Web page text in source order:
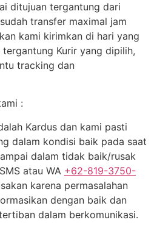
ditujuan tergantung dari
transfer maximal jam
kami kirimkan di hari yang
tergantung Kurir yang dipilih,
tracking dan
:
Kardus dan kami pasti
dalam kondisi baik pada saat
dalam tidak baik/rusak
atau WA +62-819-3750-
karena permasalahan
dengan baik dan
dalam berkomunikasi.